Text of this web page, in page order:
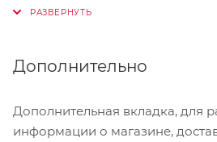
дисплеем, отображающим всю
дисплея и 6 кнопок.
Дополнительно
Дополнительная вкладка, для
информации о магазине,